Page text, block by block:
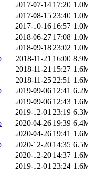
2017-07-14 17:20
2017-08-15 23:40
2017-10-16 16:57
2018-06-27 17:08
2018-09-18 23:02
2018-11-21 16:00
2018-11-21 15:27
2018-11-25 22:51
2019-09-06 12:41
2019-09-06 12:43
2019-12-01 23:19
2020-04-26 19:39
2020-04-26 19:41
2020-12-20 14:35
2020-12-20 14:37
2019-12-01 23:24